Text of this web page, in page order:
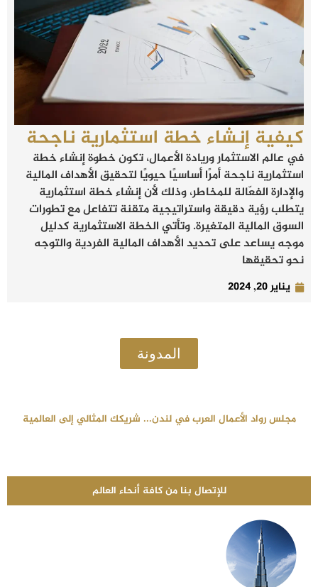
كيفية إنشاء خطة استثمارية ناجحة
في عالم الاستثمار وريادة الأعمال، تكون خطوة إنشاء خطة
استثمارية ناجحة أمرًا أساسيًا حيويًا لتحقيق الأهداف المالية
والإدارة الفعّالة للمخاطر، وذلك لأن إنشاء خطة استثمارية
يتطلب رؤية دقيقة واستراتيجية متقنة تتفاعل مع تطورات
السوق المالية المتغيرة. وتأتي الخطة الاستثمارية كدليل
موجه يساعد على تحديد الأهداف المالية الفردية والتوجه
نحو تحقيقها
يناير 20, 2024
المدونة
مجلس رواد الأعمال العرب في لندن... شريكك المثالي إلى العالمية
للإتصال بنا من كافة أنحاء العالم